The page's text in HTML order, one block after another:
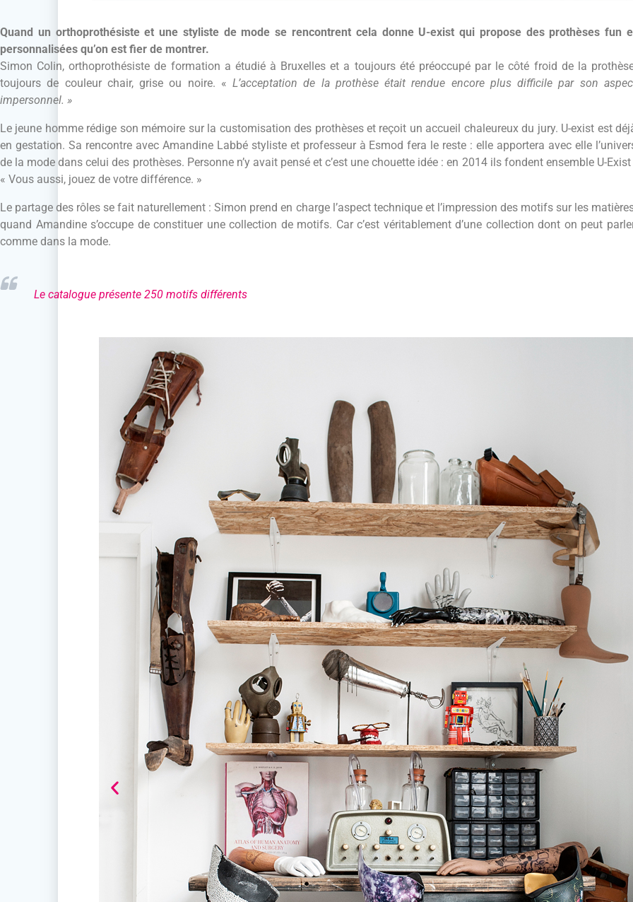
Quand un orthoprothésiste et une styliste de mode se rencontrent cela donne U-exist qui propose des prothèses fun
personnalisées qu’on est fier de montrer.
Simon Colin, orthoprothésiste de formation a étudié à Bruxelles et a toujours été préoccupé par le côté froid de la
toujours de couleur chair, grise ou noire. «L’acceptation de la prothèse était rendue encore plus difficile par son
impersonnel. »
Le jeune homme rédige son mémoire sur la customisation des prothèses et reçoit un accueil chaleureux du jury. U-exist est
en gestation. Sa rencontre avec Amandine Labbé styliste et professeur à Esmod fera le reste : elle apportera avec elle
de la mode dans celui des prothèses. Personne n’y avait pensé et c’est une chouette idée : en 2014 ils fondent ensemble U-Exist
« Vous aussi, jouez de votre différence. »
Le partage des rôles se fait naturellement : Simon prend en charge l’aspect technique et l’impression des motifs sur les
quand Amandine s’occupe de constituer une collection de motifs. Car c’est véritablement d’une collection dont on peut
comme dans la mode.
Le catalogue présente 250 motifs différents